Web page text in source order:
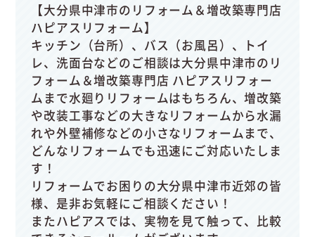
【大分県中津市のリフォーム＆増改築専門店
ハピアスリフォーム】
キッチン（台所）、バス（お風呂）、トイ
レ、洗面台などのご相談は大分県中津市のリ
フォーム＆増改築専門店 ハピアスリフォー
ムまで水廻りリフォームはもちろん、増改築
や改装工事などの大きなリフォームから水漏
れや外壁補修などの小さなリフォームまで、
どんなリフォームでも迅速にご対応いたしま
す！
リフォームでお困りの大分県中津市近郊の皆
様、是非お気軽にご相談ください！
またハピアスでは、実物を見て触って、比較